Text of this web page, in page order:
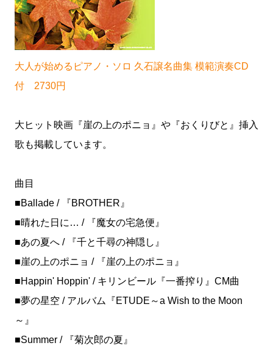
大人が始めるピアノ・ソロ 久石譲名曲集 模範演奏CD
付 2730円
大ヒット映画『崖の上のポニョ』や『おくりびと』挿入
歌も掲載しています。
曲目
■Ballade / 『BROTHER』
■晴れた日に… / 『魔女の宅急便』
■あの夏へ / 『千と千尋の神隠し』
■崖の上のポニョ / 『崖の上のポニョ』
■Happin' Hoppin' / キリンビール『一番搾り』CM曲
■夢の星空 / アルバム『ETUDE～a Wish to the Moon
～』
■Summer / 『菊次郎の夏』